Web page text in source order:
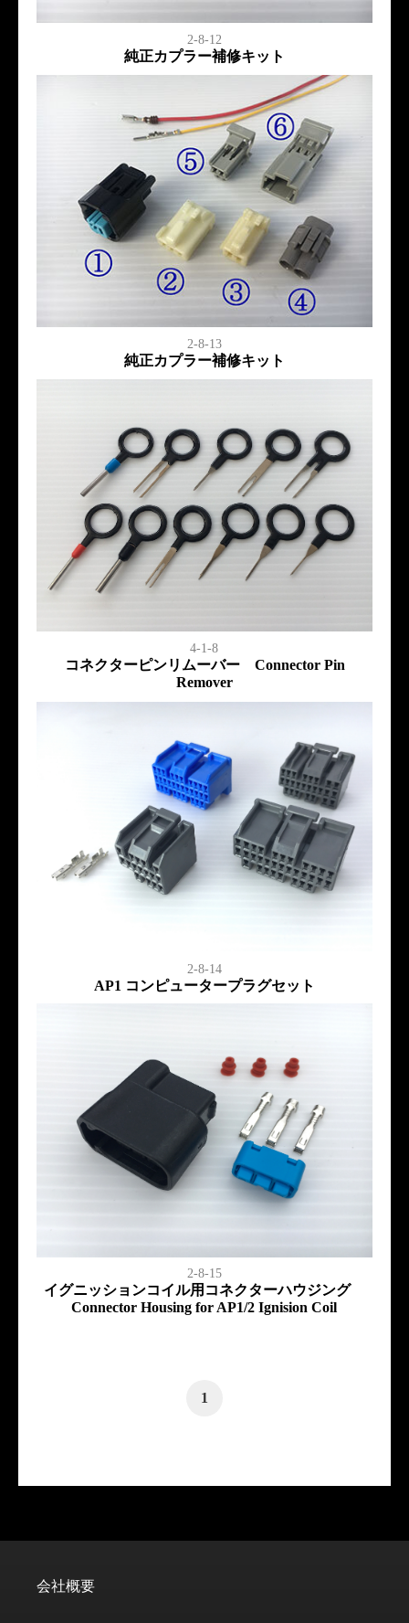
2-8-12
純正カプラー補修キット
2-8-13
純正カプラー補修キット
4-1-8
コネクターピンリムーバー Connector Pin
Remover
2-8-14
AP1 コンピュータープラグセット
2-8-15
イグニッションコイル用コネクターハウジング
Connector Housing for AP1/2 Ignision Coil
1
会社概要